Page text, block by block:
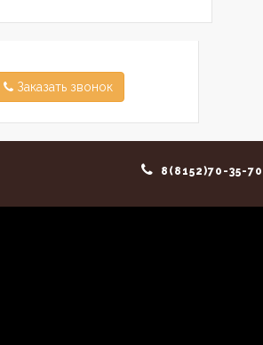
Заказать звонок
8(8152)70-35-70